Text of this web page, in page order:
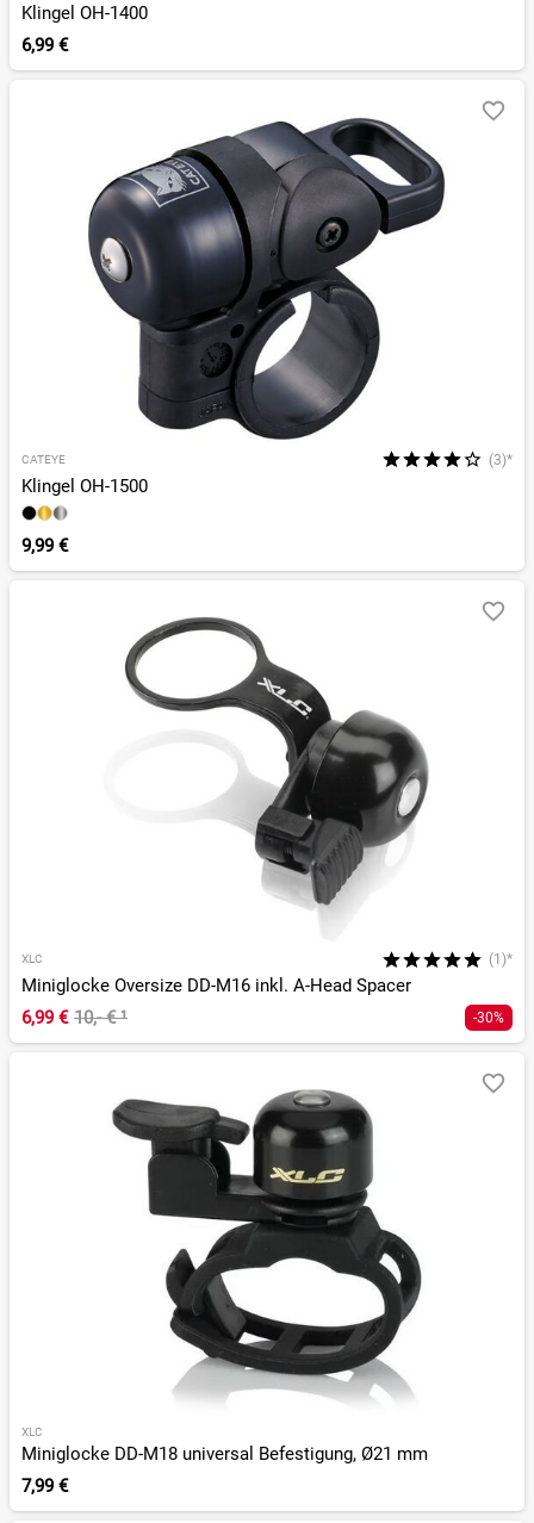
Klingel OH-1400
6,99 €
CATEYE (3)*
Klingel OH-1500
9,99 €
XLC (1)*
Miniglocke Oversize DD-M16 inkl. A-Head Spacer
6,99 € 10,- €¹ -30%
XLC
Miniglocke DD-M18 universal Befestigung, Ø21 mm
7,99 €